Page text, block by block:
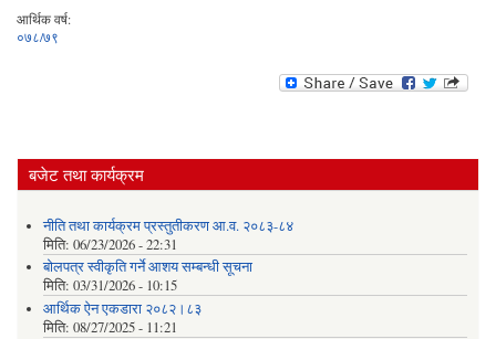
आर्थिक वर्ष:
०७८/७९
बजेट तथा कार्यक्रम
नीति तथा कार्यक्रम प्रस्तुतीकरण आ.व. २०८३-८४
मिति: 06/23/2026 - 22:31
बोलपत्र स्वीकृति गर्ने आशय सम्बन्धी सूचना
मिति: 03/31/2026 - 10:15
आर्थिक ऐन एकडारा २०८२।८३
मिति: 08/27/2025 - 11:21